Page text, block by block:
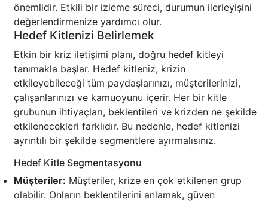
önemlidir. Etkili bir izleme süreci, durumun ilerleyişini
değerlendirmenize yardımcı olur.
Hedef Kitlenizi Belirlemek
Etkin bir kriz iletişimi planı, doğru hedef kitleyi
tanımakla başlar. Hedef kitleniz, krizin
etkileyebileceği tüm paydaşlarınızı, müşterilerinizi,
çalışanlarınızı ve kamuoyunu içerir. Her bir kitle
grubunun ihtiyaçları, beklentileri ve krizden ne şekilde
etkilenecekleri farklıdır. Bu nedenle, hedef kitlenizi
ayrıntılı bir şekilde segmentlere ayırmalısınız.
Hedef Kitle Segmentasyonu
Müşteriler: Müşteriler, krize en çok etkilenen grup
olabilir. Onların beklentilerini anlamak, güven